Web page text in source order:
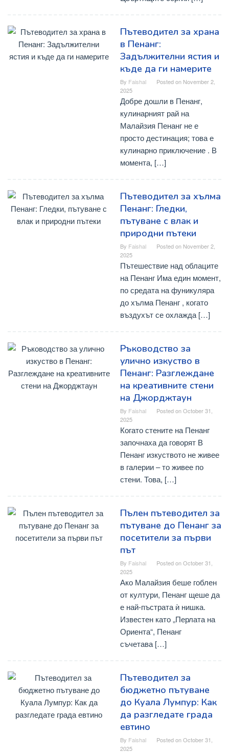
Пътеводител за храна
в Пенанг:
Задължителни ястия и
къде да ги намерите
By Faishal Posted on November 2,
2025
Добре дошли в Пенанг,
кулинарният рай на
Малайзия Пенанг не е
просто дестинация; това е
кулинарно приключение . В
момента, […]
Пътеводител за хълма
Пенанг: Гледки,
пътуване с влак и
природни пътеки
By Faishal Posted on November 2,
2025
Пътешествие над облаците
на Пенанг Има един момент,
по средата на фуникуляра
до хълма Пенанг , когато
въздухът се охлажда […]
Ръководство за
улично изкуство в
Пенанг: Разглеждане
на креативните стени
на Джорджтаун
By Faishal Posted onOctober 31,
2025
Когато стените на Пенанг
започнаха да говорят В
Пенанг изкуството не живее
в галерии – то живее по
стени. Това, […]
Пълен пътеводител за
пътуване до Пенанг за
посетители за първи
път
By Faishal Posted onOctober 31,
2025
Ако Малайзия беше гоблен
от култури, Пенанг щеше да
е най-пъстрата ѝ нишка.
Известен като „Перлата на
Ориента“, Пенанг
съчетава […]
Пътеводител за
бюджетно пътуване
до Куала Лумпур: Как
да разгледате града
евтино
By Faishal Posted onOctober 31,
2025